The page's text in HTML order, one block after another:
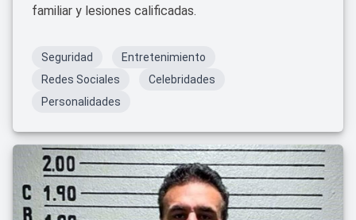
familiar y lesiones calificadas.
Seguridad
Entretenimiento
Redes Sociales
Celebridades
Personalidades